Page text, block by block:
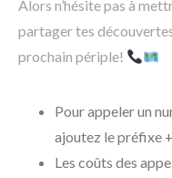
Alors n’hésite pas à
partager tes
prochain périple!
Pour appeler un
ajoutez le préfixe
Les coûts des